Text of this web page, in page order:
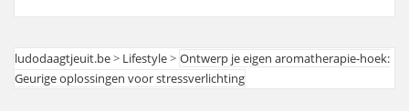
ludodaagtjeuit.be> Lifestyle> Ontwerp je eigen aromatherapie-hoek:
Geurige oplossingen voor stressverlichting